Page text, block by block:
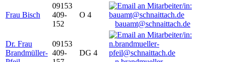
Frau Bisch
09153
409-
152
O 4
bauamt@schnaittach.de
Dr. Frau
Brandmüller-
09153
409-
DG 4